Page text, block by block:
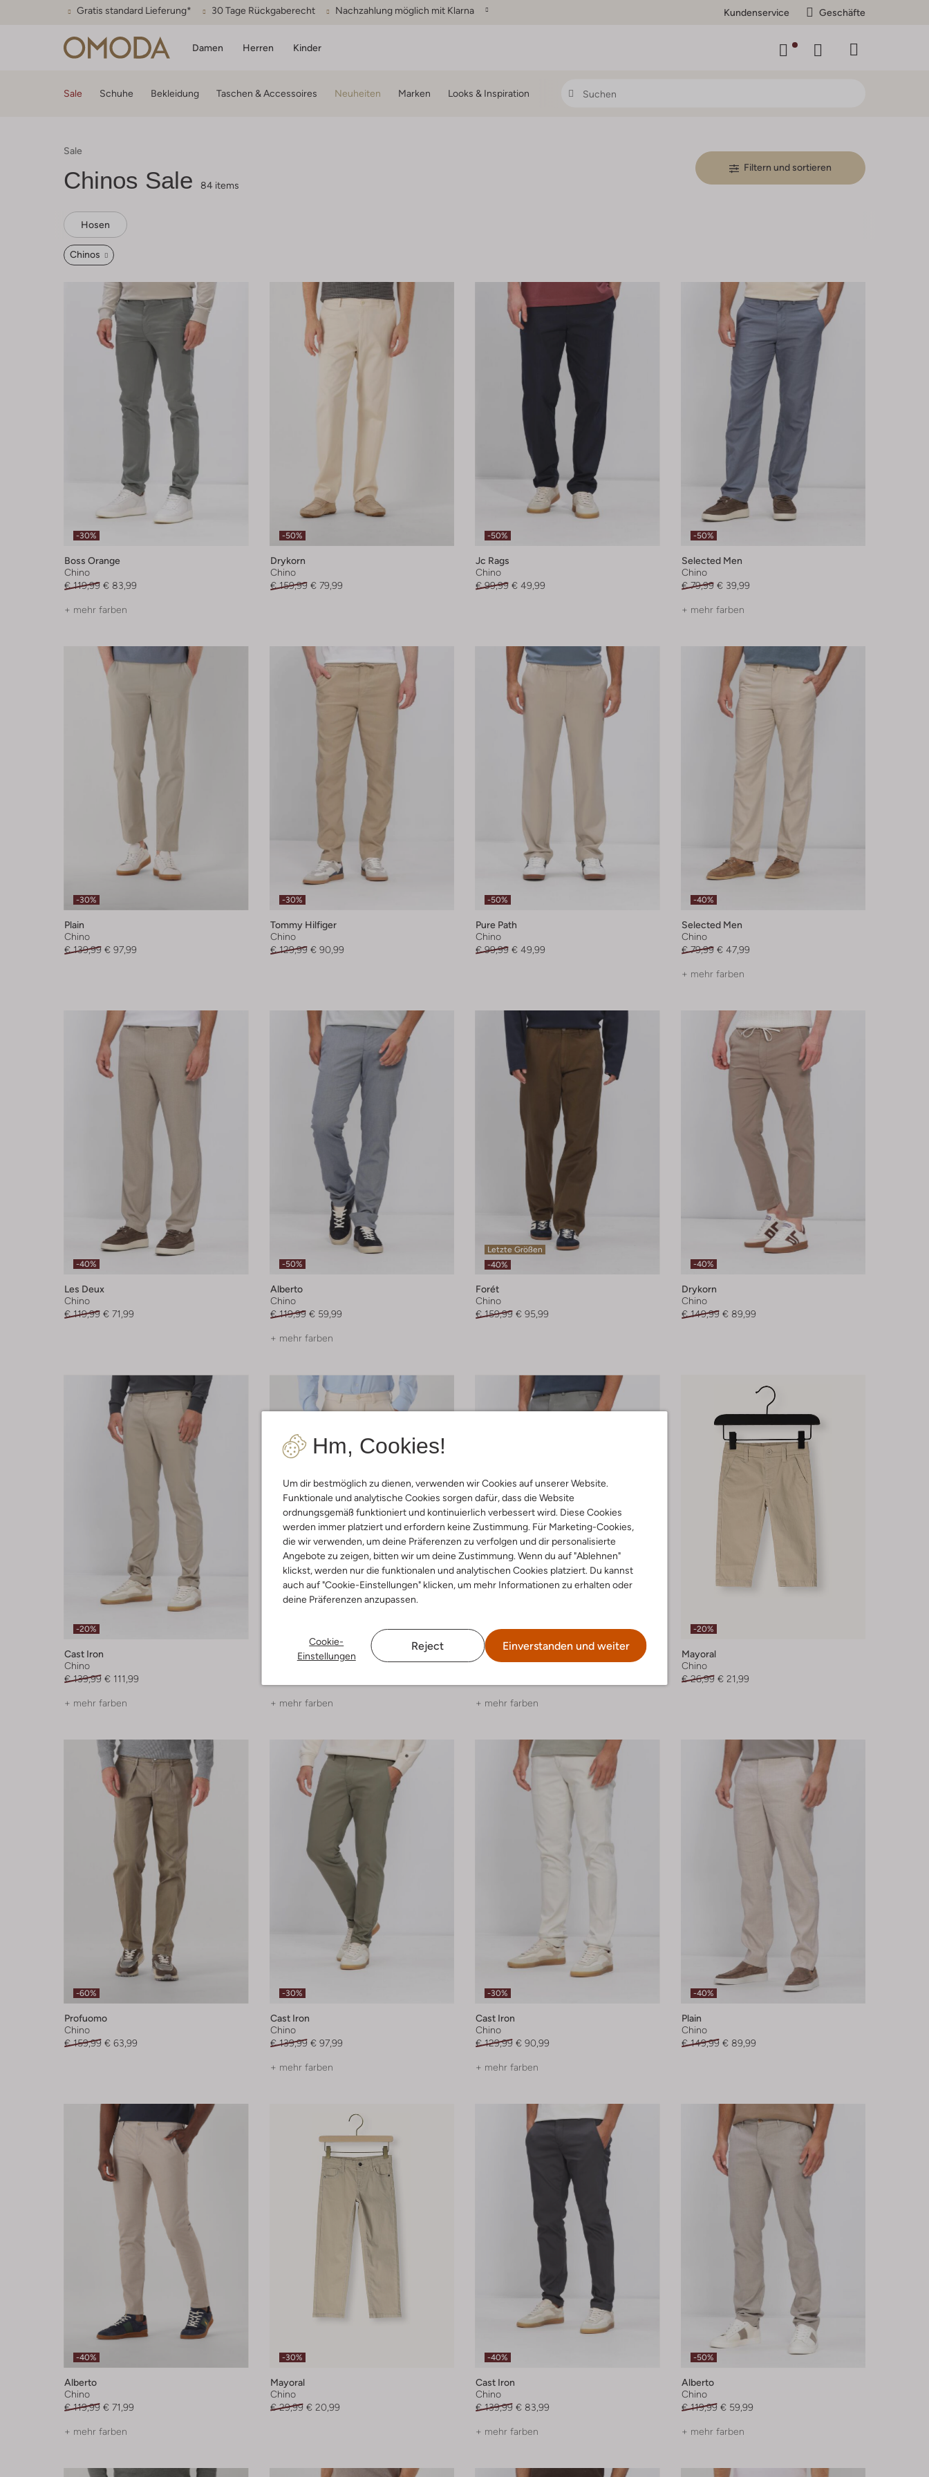
Gratis standard Lieferung* 30 Tage Rückgaberecht Nachzahlung möglich mit Klarna Kundenservice Geschäfte
Damen Herren Kinder
Hm, Cookies!
Um dir bestmöglich zu dienen, verwenden wir Cookies auf unserer Website.
Funktionale und analytische Cookies sorgen dafür, dass die Website
ordnungsgemäß funktioniert und kontinuierlich verbessert wird. Diese Cookies
werden immer platziert und erfordern keine Zustimmung. Für Marketing-Cookies,
die wir verwenden, um deine Präferenzen zu verfolgen und dir personalisierte
Angebote zu zeigen, bitten wir um deine Zustimmung. Wenn du auf "Ablehnen"
klickst, werden nur die funktionalen und analytischen Cookies platziert. Du kannst
auch auf "Cookie-Einstellungen" klicken, um mehr Informationen zu erhalten oder
deine Präferenzen anzupassen.
Cookie-
Einstellungen
Reject Einverstanden und weiter
Sale Schuhe Bekleidung Taschen & Accessoires Neuheiten Marken Looks & Inspiration
Sale
Chinos Sale 84 items
Filtern und sortieren
Hosen
Chinos
-30%
Boss Orange
Chino
€ 119,99 € 83,99
+ mehr farben
-50%
Drykorn
Chino
€ 159,99 € 79,99
-50%
Jc Rags
Chino
€ 99,99 € 49,99
-50%
Selected Men
Chino
€ 79,99 € 39,99
+ mehr farben
-30%
Plain
Chino
€ 139,99 € 97,99
-30%
Tommy Hilfiger
Chino
€ 129,99 € 90,99
-50%
Pure Path
Chino
€ 99,99 € 49,99
-40%
Selected Men
Chino
€ 79,99 € 47,99
+ mehr farben
-40%
Les Deux
Chino
€ 119,99 € 71,99
-50%
Alberto
Chino
€ 119,99 € 59,99
+ mehr farben
Letzte Größen
-40%
Forét
Chino
€ 159,99 € 95,99
-40%
Drykorn
Chino
€ 149,99 € 89,99
-20%
Cast Iron
Chino
€ 139,99 € 111,99
+ mehr farben
Boss Black
+ mehr farben
-40%
Cast Iron
Chino
+ mehr farben
-20%
Mayoral
Chino
€ 26,99 € 21,99
-60%
Profuomo
Chino
€ 159,99 € 63,99
-30%
Cast Iron
Chino
€ 139,99 € 97,99
+ mehr farben
-30%
Cast Iron
Chino
€ 129,99 € 90,99
+ mehr farben
-40%
Plain
Chino
€ 149,99 € 89,99
-40%
Alberto
Chino
€ 119,99 € 71,99
+ mehr farben
-30%
Mayoral
Chino
€ 29,99 € 20,99
-40%
Cast Iron
Chino
€ 139,99 € 83,99
+ mehr farben
-50%
Alberto
Chino
€ 119,99 € 59,99
+ mehr farben